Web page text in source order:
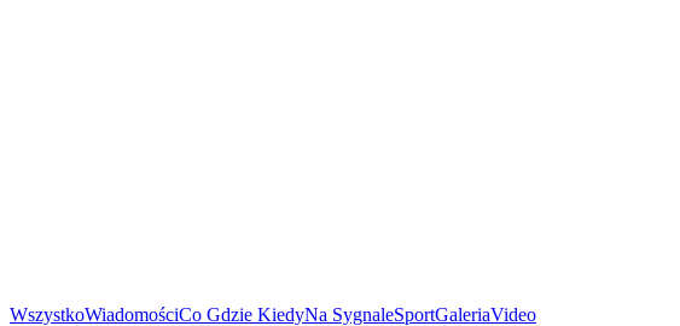
WszystkoWiadomościCo Gdzie KiedyNa SygnaleSportGaleriaVideo